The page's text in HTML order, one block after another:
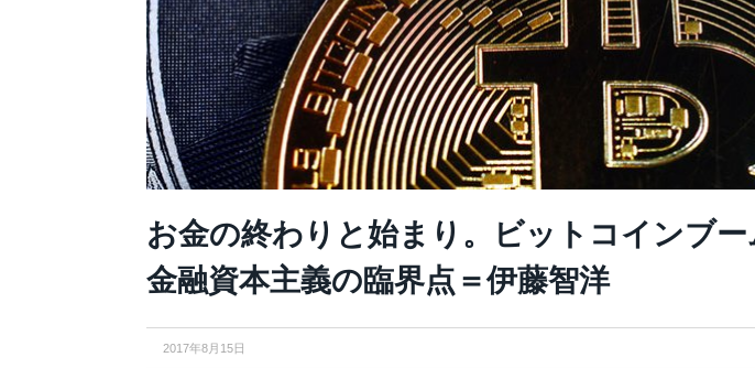
お金の終わりと始まり。ビットコインブ
金融資本主義の臨界点＝伊藤智洋
2017年8月15日